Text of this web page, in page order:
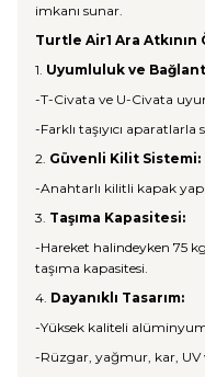
imkanı sunar.
Turtle Air1 Ara
1. Uyumluluk ve
-T-Civata ve U-Civata
-Farklı taşıyıcı
2. Güvenli Kilit Sistemi:
-Anahtarlı kilitli kapak
3. Taşıma Kapasitesi:
-Hareket halindeyken 75
taşıma kapasitesi.
4. Dayanıklı Tasarım:
-Yüksek kaliteli
-Rüzgar, yağmur, kar, UV